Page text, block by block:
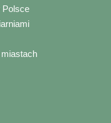
Polsce